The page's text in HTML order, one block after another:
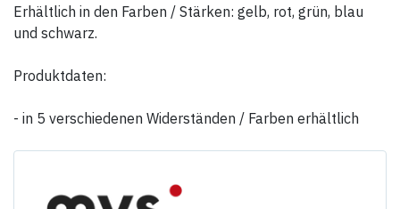
Erhältlich in den Farben / Stärken: gelb, rot, grün, blau
und schwarz.
Produktdaten:
- in 5 verschiedenen Widerständen / Farben erhältlich